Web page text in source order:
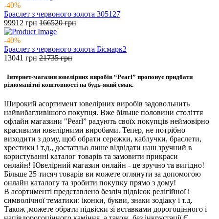
-40%
Браслет з червоного золота 305127
99912 грн 166520грн
-40%
Браслет з червоного золота Бісмарк2
13041 грн 21735грн
Інтернет-магазин ювелірних виробів “Pearl” пропонує придбати
різноманітні коштовності на будь-який смак.
Широкий асортимент ювелірних виробів задовольнить
найвибагливішого покупця. Вже більше половини століття
офлайн магазини "Pearl” радують своїх покупців неймовірно
красивими ювелірними виробами. Тепер, не потрібно
виходити з дому, щоб обрати сережки, каблучки, браслети,
хрестики і т.д., достатньо лише відвідати наш зручний в
користуванні каталог товарів та замовити прикраси
онлайн! Ювелірний магазин онлайн - це зручно та вигідно!
Більше 25 тисяч товарів ви можете оглянути за допомогою
онлайн каталогу та зробити покупку прямо з дому!
В асортименті представлено безліч підвісок релігійної і
символічної тематики: іконки, букви, знаки зодіаку і т.д.
Також ,можете обрати підвіски зі вставками дорогоцінного і